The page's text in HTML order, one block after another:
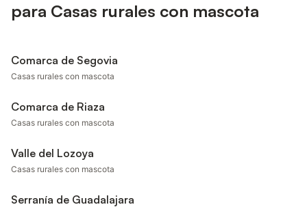
para Casas rurales con mascota
Comarca de Segovia
Casas rurales con mascota
Comarca de Riaza
Casas rurales con mascota
Valle del Lozoya
Casas rurales con mascota
Serranía de Guadalajara